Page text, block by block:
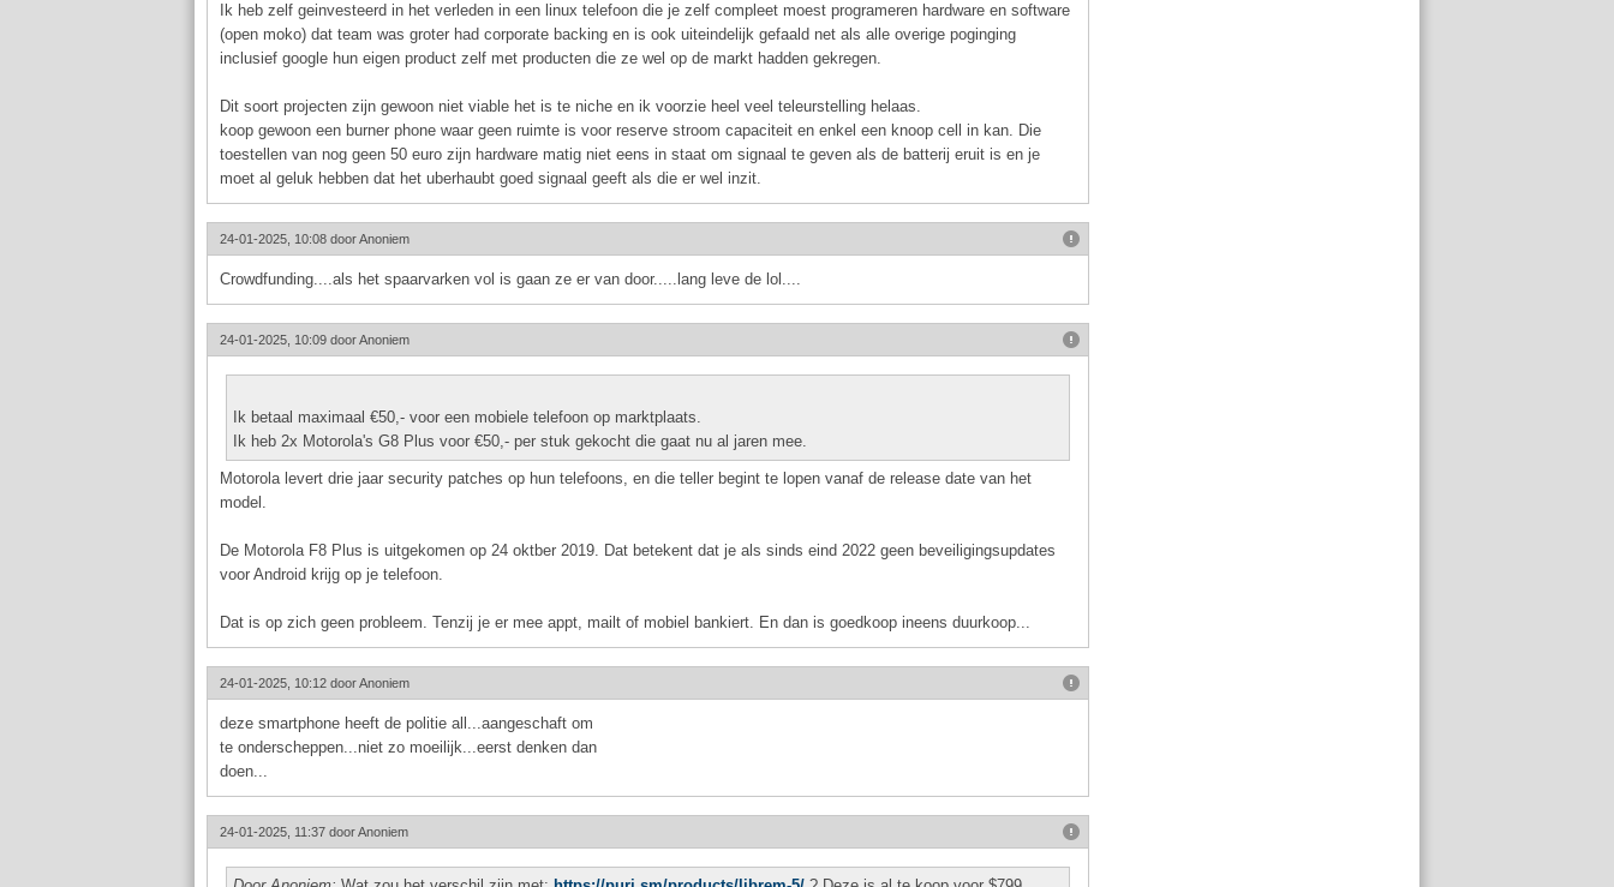
Ik heb zelf geinvesteerd in het verleden in een linux telefoon die je zelf compleet moest programeren hardware en software
(open moko) dat team was groter had corporate backing en is ook uiteindelijk gefaald net als alle overige poginging
inclusief google hun eigen product zelf met producten die ze wel op de markt hadden gekregen.
Dit soort projecten zijn gewoon niet viable het is te niche en ik voorzie heel veel teleurstelling helaas.
koop gewoon een burner phone waar geen ruimte is voor reserve stroom capaciteit en enkel een knoop cell in kan. Die
toestellen van nog geen 50 euro zijn hardware matig niet eens in staat om signaal te geven als de batterij eruit is en je
moet al geluk hebben dat het uberhaubt goed signaal geeft als die er wel inzit.
24-01-2025, 10:08 doorAnoniem
Crowdfunding....als het spaarvarken vol is gaan ze er van door.....lang leve de lol....
24-01-2025, 10:09 doorAnoniem
Ik betaal maximaal €50,- voor een mobiele telefoon op marktplaats.
Ik heb 2x Motorola's G8 Plus voor €50,- per stuk gekocht die gaat nu al jaren mee.
Motorola levert drie jaar security patches op hun telefoons, en die teller begint te lopen vanaf de release date van het
model.
De Motorola F8 Plus is uitgekomen op 24 oktber 2019. Dat betekent dat je als sinds eind 2022 geen beveiligingsupdates
voor Android krijg op je telefoon.
Dat is op zich geen probleem. Tenzij je er mee appt, mailt of mobiel bankiert. En dan is goedkoop ineens duurkoop...
24-01-2025, 10:12 doorAnoniem
deze smartphone heeft de politie all...aangeschaft om
te onderscheppen...niet zo moeilijk...eerst denken dan
doen...
24-01-2025, 11:37 doorAnoniem